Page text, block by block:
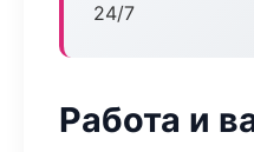
24/7
Работа и